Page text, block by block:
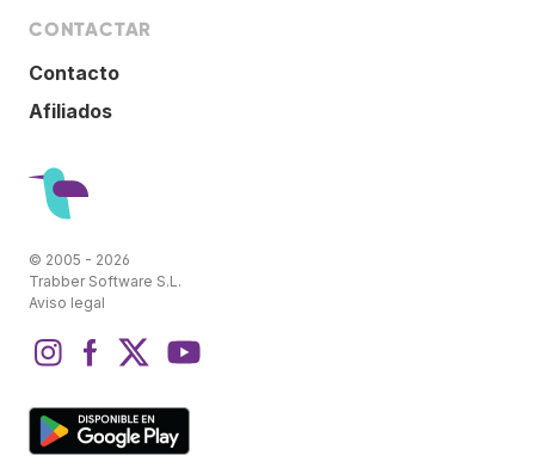
CONTACTAR
Contacto
Afiliados
© 2005 - 2026
Trabber Software S.L.
Aviso legal